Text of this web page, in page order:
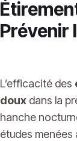
Prévenir
L’efficacité des
doux dans la
hanche
études menées